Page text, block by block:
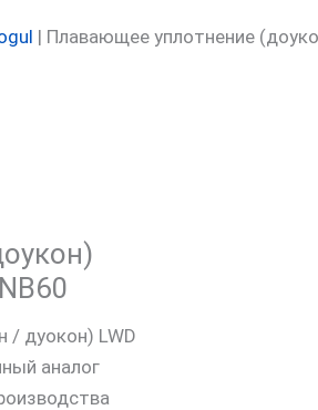
| Плавающее уплотнение
/ дуокон) LWD
аналог